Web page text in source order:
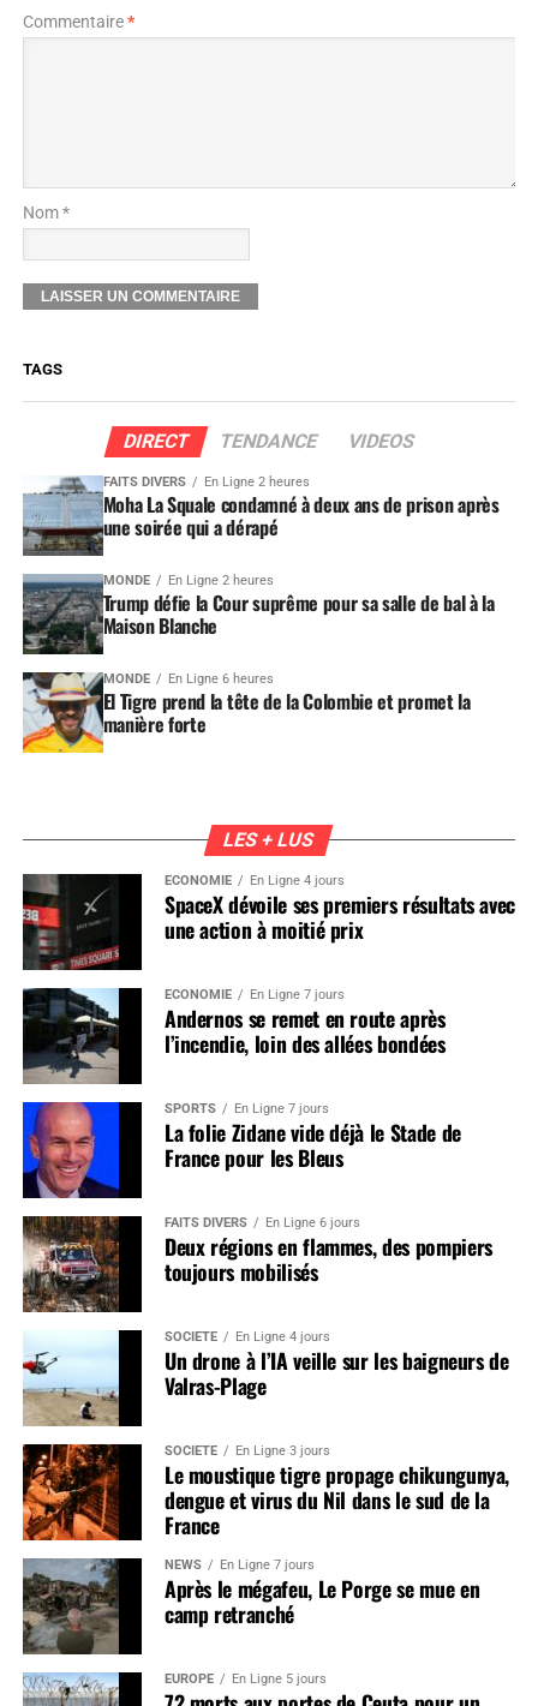
Commentaire*
Nom *
TAGS
DIRECT TENDANCE VIDEOS
FAITS DIVERS En Ligne 2 heures
Moha La Squale condamné à deux ans de prison après
une soirée qui a dérapé
MONDE En Ligne 2 heures
Trump défie la Cour suprême pour sa salle de bal à la
Maison Blanche
MONDE En Ligne 6 heures
El Tigre prend la tête de la Colombie et promet la
manière forte
LES + LUS
ÉCONOMIE En Ligne 4 jours
SpaceX dévoile ses premiers résultats avec
une action à moitié prix
ÉCONOMIE En Ligne 7 jours
Andernos se remet en route après
l’incendie, loin des allées bondées
SPORTS En Ligne 7 jours
La folie Zidane vide déjà le Stade de
France pour les Bleus
FAITS DIVERS En Ligne 6 jours
Deux régions en flammes, des pompiers
toujours mobilisés
SOCIÉTÉ En Ligne 4 jours
Un drone à l’IA veille sur les baigneurs de
Valras-Plage
SOCIÉTÉ En Ligne 3 jours
Le moustique tigre propage chikungunya,
dengue et virus du Nil dans le sud de la
France
NEWS En Ligne 7 jours
Après le mégafeu, Le Porge se mue en
camp retranché
EUROPE En Ligne 5 jours